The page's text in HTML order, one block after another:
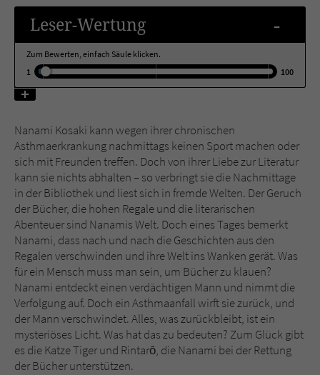
Leser-Wertung -
Zum Bewerten, einfach Säule klicken.
1
100
Nanami Kosaki kann wegen ihrer chronischen
Asthmaerkrankung nachmittags keinen Sport machen oder
sich mit Freunden treffen. Doch von ihrer Liebe zur Literatur
kann sie nichts abhalten – so verbringt sie die Nachmittage
in der Bibliothek und liest sich in fremde Welten. Der Geruch
der Bücher, die hohen Regale und die literarischen
Abenteuer sind Nanamis Welt. Doch eines Tages bemerkt
Nanami, dass nach und nach die Geschichten aus den
Regalen verschwinden und ihre Welt ins Wanken gerät. Was
für ein Mensch muss man sein, um Bücher zu klauen?
Nanami entdeckt einen verdächtigen Mann und nimmt die
Verfolgung auf. Doch ein Asthmaanfall wirft sie zurück, und
der Mann verschwindet. Alles, was zurückbleibt, ist ein
mysteriöses Licht. Was hat das zu bedeuten? Zum Glück gibt
es die Katze Tiger und Rintarō, die Nanami bei der Rettung
der Bücher unterstützen.
Name tx_pwcomments_ahash
Anbieter Literatur-Couch Medien GmbH & Co. KG
Laufzeit
Zweck Cookie für Kommentare einzelner Buchtitel
Name fe_typo_user
Anbieter Literatur-Couch Medien GmbH & Co. KG
Laufzeit Session
Zweck
Dieses Cookie gewährleistet die
Kommunikation der Webseite mit dem
Benutzer. Es wird benötigt um z. B. den
Sicherheitscode des Kontaktformulars zu
überprüfen.